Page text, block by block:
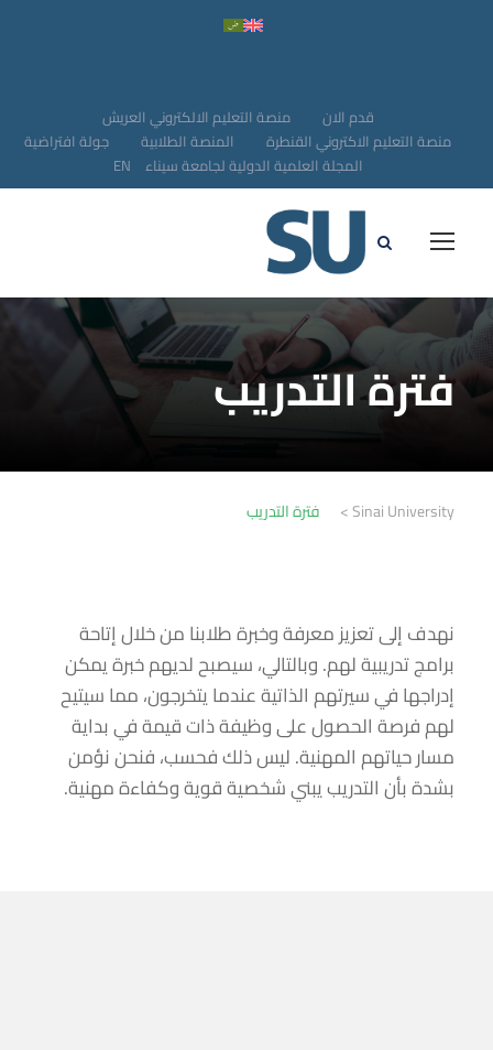
قدم الان
منصة التعليم الالكتروني العريش
منصة التعليم الاكتروني القنطرة
المنصة الطلابية
جولة افتراضية
المجلة العلمية الدولية لجامعة سيناء EN
فترة التدريب
Sinai University
> فترة التدريب
نهدف إلى تعزيز معرفة وخبرة طلابنا من خلال إتاحة
برامج تدريبية لهم. وبالتالي، سيصبح لديهم خبرة يمكن
إدراجها في سيرتهم الذاتية عندما يتخرجون، مما سيتيح
لهم فرصة الحصول على وظيفة ذات قيمة في بداية
مسار حياتهم المهنية. ليس ذلك فحسب، فنحن نؤمن
بشدة بأن التدريب يبني شخصية قوية وكفاءة مهنية.